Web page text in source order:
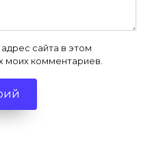
сайта в этом
моих комментариев.